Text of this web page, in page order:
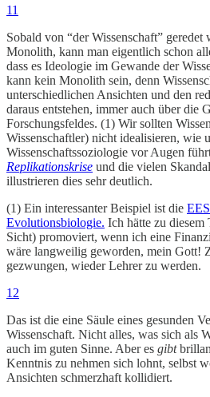
11
Sobald von “der Wissenschaft” geredet
Monolith, kann man eigentlich schon
dass es Ideologie im Gewande der
kann kein Monolith sein, denn
unterschiedlichen Ansichten und den
daraus entstehen, immer auch über die
Forschungsfeldes. (1) Wir sollten
Wissenschaftler) nicht idealisieren, wie
Wissenschaftssoziologie vor Augen
Replikationskrise und die vielen
illustrieren dies sehr deutlich.
(1) Ein interessanter Beispiel ist die
Evolutionsbiologie. Ich hätte zu diesem
Sicht) promoviert, wenn ich eine
wäre langweilig geworden, mein Gott!
gezwungen, wieder Lehrer zu werden.
12
Das ist die eine Säule eines gesunden
Wissenschaft. Nicht alles, was sich als
auch im guten Sinne. Aber es gibt
Kenntnis zu nehmen sich lohnt, selbst
Ansichten schmerzhaft kollidiert.